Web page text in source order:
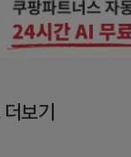
보기